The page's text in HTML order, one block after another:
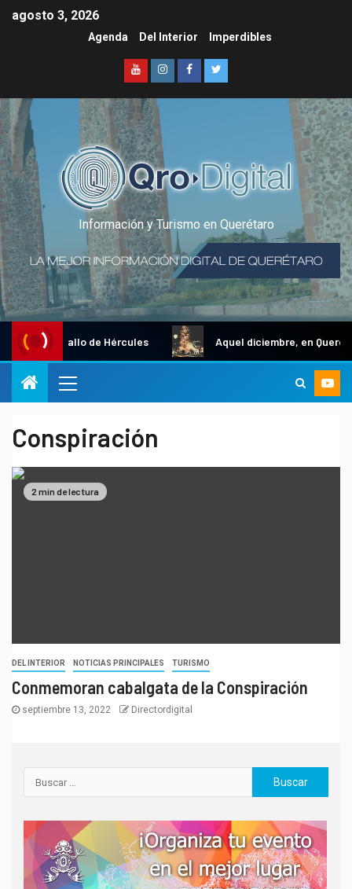
agosto 3, 2026
Agenda Del Interior Imperdibles
Información y Turismo en Querétaro
Gallo de Hércules Aquel diciembre, en Querétaro
Conspiración
2 min de lectura
DEL INTERIOR NOTICIAS PRINCIPALES TURISMO
Conmemoran cabalgata de la Conspiración
septiembre 13, 2022 Directordigital